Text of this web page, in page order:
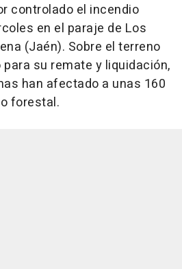
controlado el incendio
en el paraje de Los
(Jaén). Sobre el terreno
su remate y liquidación,
han afectado a unas 160
forestal.